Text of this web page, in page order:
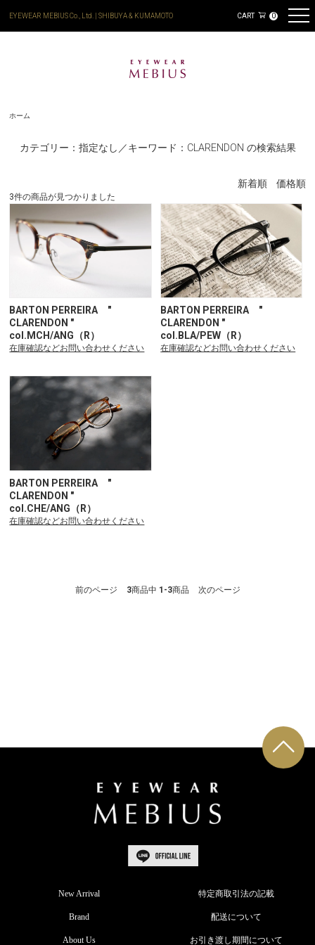
EYEWEAR MEBIUS Co., Ltd. | SHIBUYA & KUMAMOTO CART 0
ホーム
カテゴリー：指定なし／キーワード：CLARENDON の検索結果
新着順 価格順
3件の商品が見つかりました
BARTON PERREIRA "
CLARENDON "
col.MCH/ANG（R）
在庫確認などお問い合わせください
BARTON PERREIRA "
CLARENDON "
col.BLA/PEW（R）
在庫確認などお問い合わせください
BARTON PERREIRA "
CLARENDON "
col.CHE/ANG（R）
在庫確認などお問い合わせください
前のページ 3商品中 1-3商品 次のページ
New Arrival
Brand
About Us
特定商取引法の記載
配送について
お引き渡し期間について